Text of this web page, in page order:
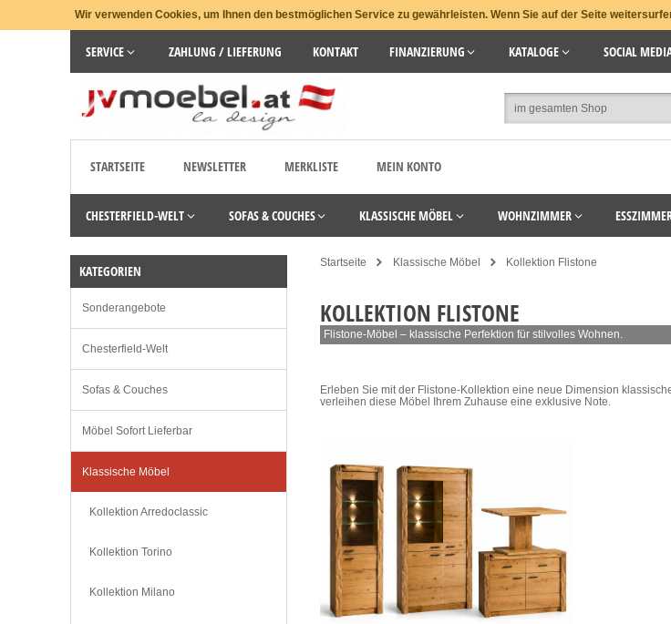
Wir verwenden Cookies, um Ihnen den bestmöglichen Service zu gewährleisten. Wenn Sie auf der Seite
SERVICE ZAHLUNG / LIEFERUNG KONTAKT FINANZIERUNG KATALOGE SOCIAL
STARTSEITE NEWSLETTER MERKLISTE MEIN KONTO
CHESTERFIELD-WELT SOFAS & COUCHES KLASSISCHE MÖBEL WOHNZIMMER
Startseite Klassische Möbel Kollektion Flistone
KOLLEKTION FLISTONE
Flistone-Möbel – klassische Perfektion für stilvolles Wohnen.
Erleben Sie mit der Flistone-Kollektion eine neue Dimension
verleihen diese Möbel Ihrem Zuhause eine exklusive Note.
KATEGORIEN
Sonderangebote
Chesterfield-Welt
Sofas & Couches
Möbel Sofort Lieferbar
Klassische Möbel
Kollektion Arredoclassic
Kollektion Torino
Kollektion Milano